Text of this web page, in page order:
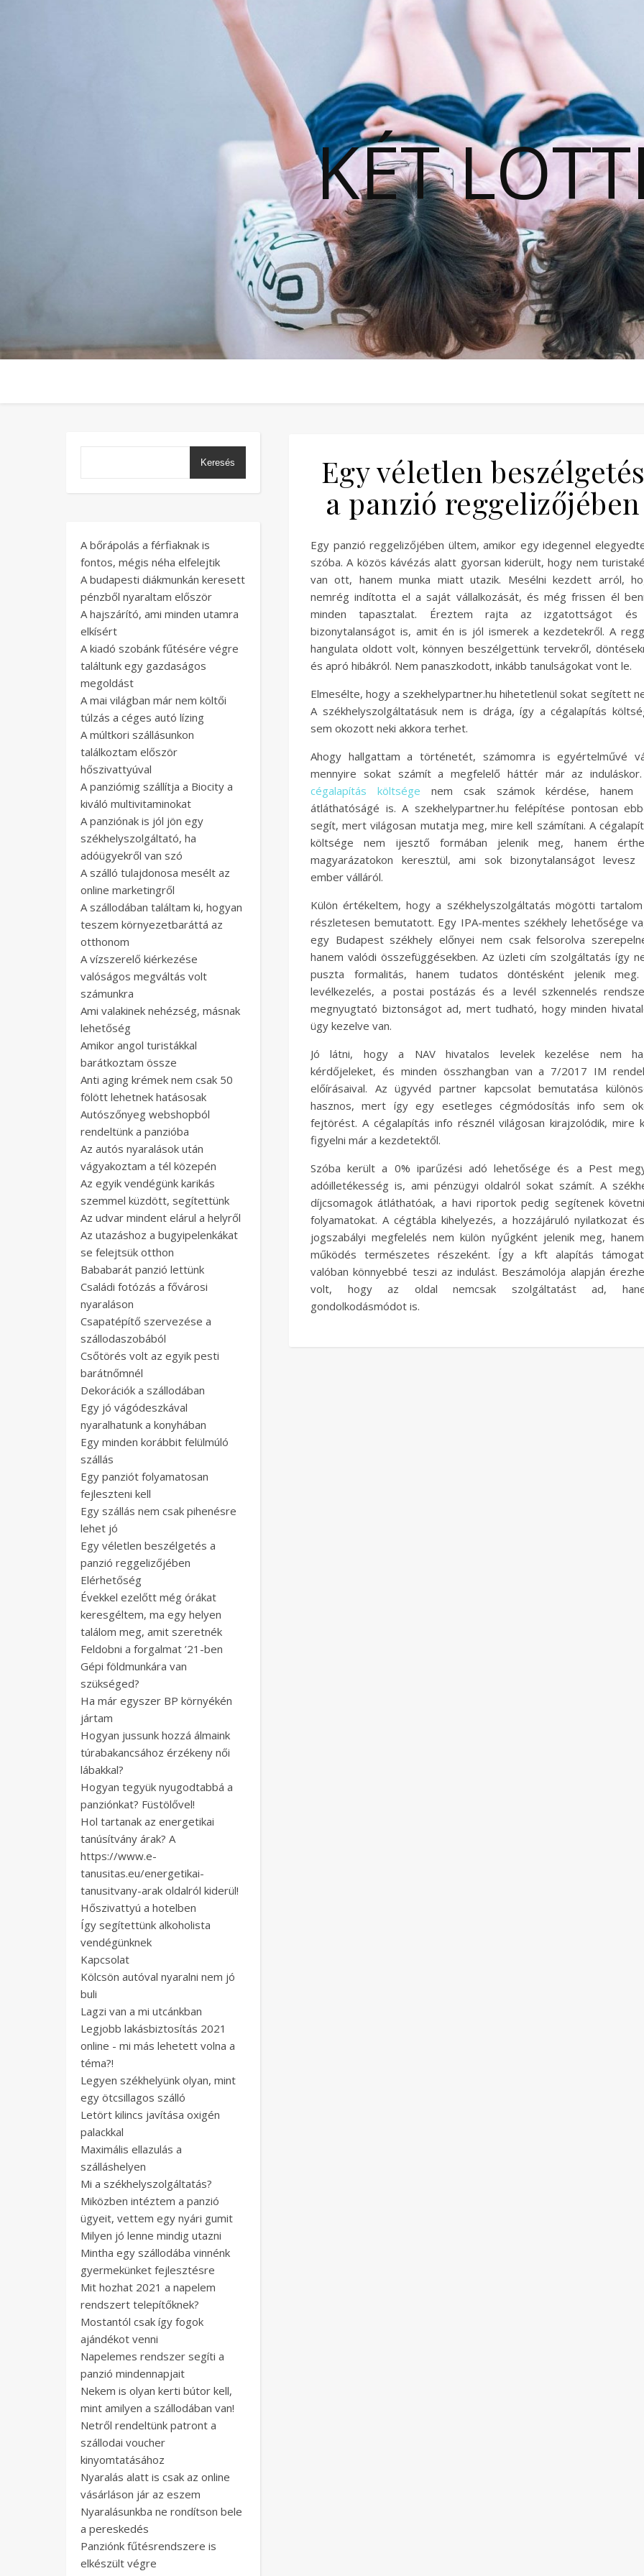
KÉT
Keresés
A bőrápolás a férfiaknak is
fontos, mégis néha elfelejtik
A budapesti diákmunkán keresett
pénzből nyaraltam először
A hajszárító, ami minden utamra
elkísért
A kiadó szobánk fűtésére végre
találtunk egy gazdaságos
megoldást
A mai világban már nem költői
túlzás a céges autó lízing
A múltkori szállásunkon
találkoztam először
hőszivattyúval
A panziómig szállítja a Biocity a
kiváló multivitaminokat
A panziónak is jól jön egy
székhelyszolgáltató, ha
adóügyekről van szó
A szálló tulajdonosa mesélt az
online marketingről
A szállodában találtam ki, hogyan
teszem környezetbaráttá az
otthonom
A vízszerelő kiérkezése
valóságos megváltás volt
számunkra
Ami valakinek nehézség, másnak
lehetőség
Amikor angol turistákkal
barátkoztam össze
Anti aging krémek nem csak 50
fölött lehetnek hatásosak
Autószőnyeg webshopból
rendeltünk a panzióba
Az autós nyaralások után
vágyakoztam a tél közepén
Az egyik vendégünk karikás
szemmel küzdött, segítettünk
Az udvar mindent elárul a helyről
Az utazáshoz a bugyipelenkákat
se felejtsük otthon
Bababarát panzió lettünk
Családi fotózás a fővárosi
nyaraláson
Csapatépítő szervezése a
szállodaszobából
Csőtörés volt az egyik pesti
barátnőmnél
Dekorációk a szállodában
Egy jó vágódeszkával
nyaralhatunk a konyhában
Egy minden korábbit felülmúló
szállás
Egy panziót folyamatosan
fejleszteni kell
Egy szállás nem csak pihenésre
lehet jó
Egy véletlen beszélgetés a
panzió reggelizőjében
Elérhetőség
Évekkel ezelőtt még órákat
keresgéltem, ma egy helyen
találom meg, amit szeretnék
Feldobni a forgalmat ’21-ben
Gépi földmunkára van
szükséged?
Ha már egyszer BP környékén
jártam
Hogyan jussunk hozzá álmaink
túrabakancsához érzékeny női
lábakkal?
Hogyan tegyük nyugodtabbá a
panziónkat? Füstölővel!
Hol tartanak az energetikai
tanúsítvány árak? A
https://www.e-
tanusitas.eu/energetikai-
tanusitvany-arak oldalról kiderül!
Hőszivattyú a hotelben
Így segítettünk alkoholista
vendégünknek
Kapcsolat
Kölcsön autóval nyaralni nem jó
buli
Lagzi van a mi utcánkban
Legjobb lakásbiztosítás 2021
online - mi más lehetett volna a
téma?!
Legyen székhelyünk olyan, mint
egy ötcsillagos szálló
Letört kilincs javítása oxigén
palackkal
Maximális ellazulás a
szálláshelyen
Mi a székhelyszolgáltatás?
Miközben intéztem a panzió
ügyeit, vettem egy nyári gumit
Milyen jó lenne mindig utazni
Mintha egy szállodába vinnénk
gyermekünket fejlesztésre
Mit hozhat 2021 a napelem
rendszert telepítőknek?
Mostantól csak így fogok
ajándékot venni
Napelemes rendszer segíti a
panzió mindennapjait
Nekem is olyan kerti bútor kell,
mint amilyen a szállodában van!
Netről rendeltünk patront a
szállodai voucher
kinyomtatásához
Nyaralás alatt is csak az online
vásárláson jár az eszem
Nyaralásunkba ne rondítson bele
a pereskedés
Panziónk fűtésrendszere is
elkészült végre
Egy véletlen
a panzió reggelizőjében
Egy panzió reggelizőjében ültem, amikor egy idegennel
szóba. A közös kávézás alatt gyorsan kiderült, hogy nem
van ott, hanem munka miatt utazik. Mesélni kezdett arról,
nemrég indította el a saját vállalkozását, és még frissen él
minden tapasztalat. Éreztem rajta az izgatottságot
bizonytalanságot is, amit én is jól ismerek a kezdetekről. A
hangulata oldott volt, könnyen beszélgettünk tervekről,
és apró hibákról. Nem panaszkodott, inkább tanulságokat vont le.
Elmesélte, hogy a szekhelypartner.hu hihetetlenül sokat segített
A székhelyszolgáltatásuk nem is drága, így a cégalapítás
sem okozott neki akkora terhet.
Ahogy hallgattam a történetét, számomra is egyértelművé
mennyire sokat számít a megfelelő háttér már az
cégalapítás költsége nem csak számok kérdése, hanem
átláthatóságé is. A szekhelypartner.hu felépítése pontosan
segít, mert világosan mutatja meg, mire kell számítani. A
költsége nem ijesztő formában jelenik meg, hanem
magyarázatokon keresztül, ami sok bizonytalanságot levesz
ember válláról.
Külön értékeltem, hogy a székhelyszolgáltatás mögötti
részletesen bemutatott. Egy IPA-mentes székhely lehetősége
egy Budapest székhely előnyei nem csak felsorolva
hanem valódi összefüggésekben. Az üzleti cím szolgáltatás így
puszta formalitás, hanem tudatos döntésként jelenik
levélkezelés, a postai postázás és a levél szkennelés
megnyugtató biztonságot ad, mert tudható, hogy minden
ügy kezelve van.
Jó látni, hogy a NAV hivatalos levelek kezelése nem
kérdőjeleket, és minden összhangban van a 7/2017 IM
előírásaival. Az ügyvéd partner kapcsolat bemutatása
hasznos, mert így egy esetleges cégmódosítás info sem
fejtörést. A cégalapítás info résznél világosan kirajzolódik, mire
figyelni már a kezdetektől.
Szóba került a 0% iparűzési adó lehetősége és a Pest
adóilletékesség is, ami pénzügyi oldalról sokat számít. A
díjcsomagok átláthatóak, a havi riportok pedig segítenek
folyamatokat. A cégtábla kihelyezés, a hozzájáruló nyilatkozat
jogszabályi megfelelés nem külön nyűgként jelenik meg,
működés természetes részeként. Így a kft alapítás
valóban könnyebbé teszi az indulást. Beszámolója alapján
volt, hogy az oldal nemcsak szolgáltatást ad,
gondolkodásmódot is.